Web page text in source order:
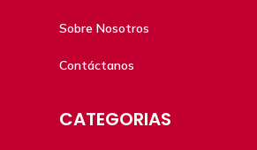
Sobre Nosotros
Contáctanos
CATEGORIAS